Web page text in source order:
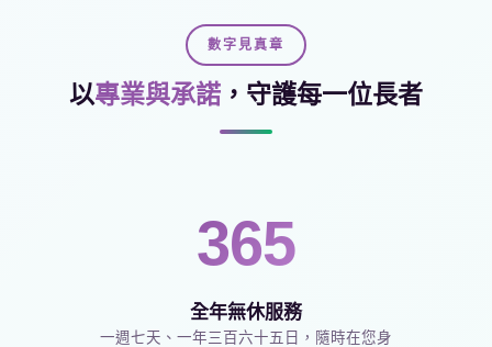
數字見真章
以專業與承諾 ，守護每一位長者
365
全年無休服務
一週七天、一年三百六十五日，隨時在您身